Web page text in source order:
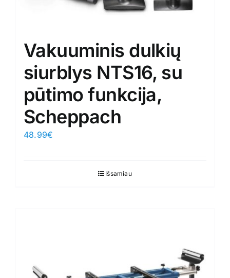
Vakuuminis dulkių
siurblys NTS16, su
pūtimo funkcija,
Scheppach
48.99€
Išsamiau